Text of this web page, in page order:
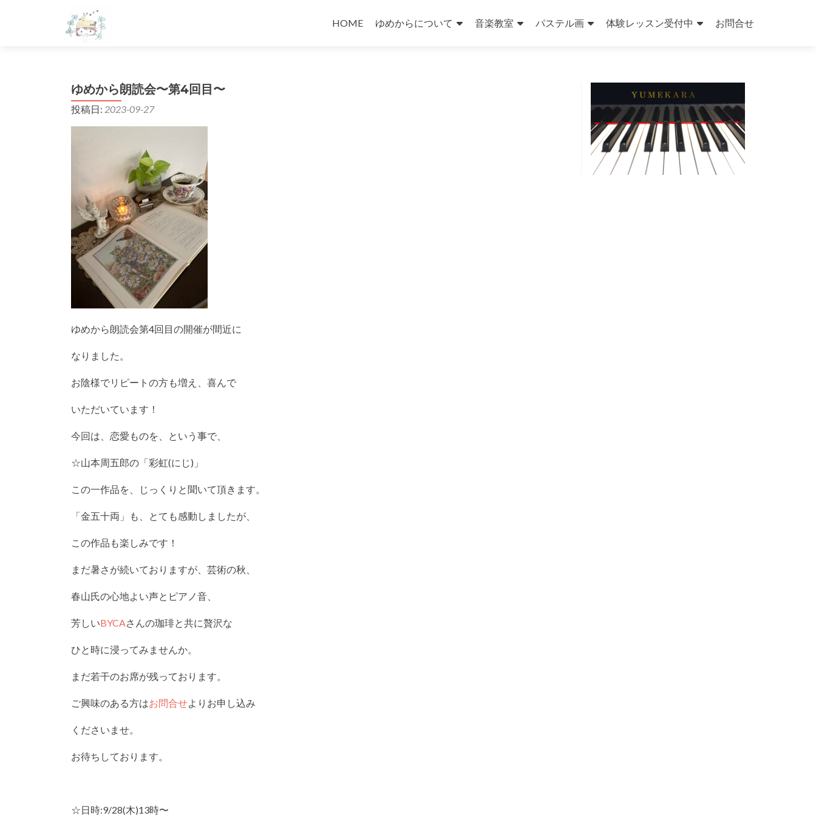
ン
HOME ゆめからについて 音楽教室 パステル画 体験レッスン受付中 お問合せ
ゆめから朗読会〜第4回目〜
投稿日: 2023-09-27
ゆめから朗読会第4回目の開催が間近に
なりました。
お陰様でリピートの方も増え、喜んで
いただいています！
今回は、恋愛ものを、という事で、
☆山本周五郎の「彩虹(にじ)」
この一作品を、じっくりと聞いて頂きます。
「金五十両」も、とても感動しましたが、
この作品も楽しみです！
まだ暑さが続いておりますが、芸術の秋、
春山氏の心地よい声とピアノ音、
芳しいBYCAさんの珈琲と共に贅沢な
ひと時に浸ってみませんか。
まだ若干のお席が残っております。
ご興味のある方はお問合せよりお申し込み
くださいませ。
お待ちしております。
☆日時:9/28(木)13時〜